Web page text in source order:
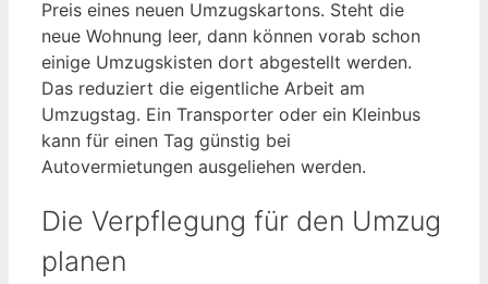
Preis eines neuen Umzugskartons. Steht die
neue Wohnung leer, dann können vorab schon
einige Umzugskisten dort abgestellt werden.
Das reduziert die eigentliche Arbeit am
Umzugstag. Ein Transporter oder ein Kleinbus
kann für einen Tag günstig bei
Autovermietungen ausgeliehen werden.
Die Verpflegung für den Umzug
planen